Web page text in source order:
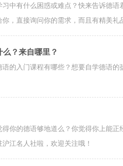
中有什么困惑或难点？快来告诉德
，直接询问你的需求，而且有精美礼
？来自哪里？
的入门课程有哪些？想要自学德语
你的德语够地道么？你觉得你上能
江名人社啦，欢迎关注哦！